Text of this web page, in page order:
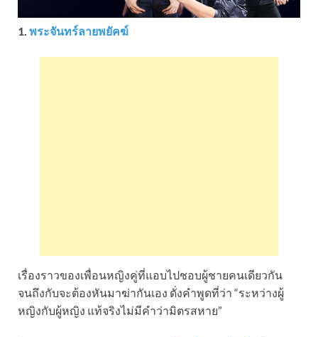
1. พระจันทร์ลายพยัคฆ์
เรื่องราวของเพื่อนหญิงคู่ที่แอบไปชอบผู้ชายคนเดียวกัน
จนถึงกับจะต้องหันมาฆ่ากันเอง ดั่งคำพูดที่ว่า “ระหว่างผู้
หญิงกับผู้หญิง แท้จริงไม่มีคำว่ามิตรสหาย”